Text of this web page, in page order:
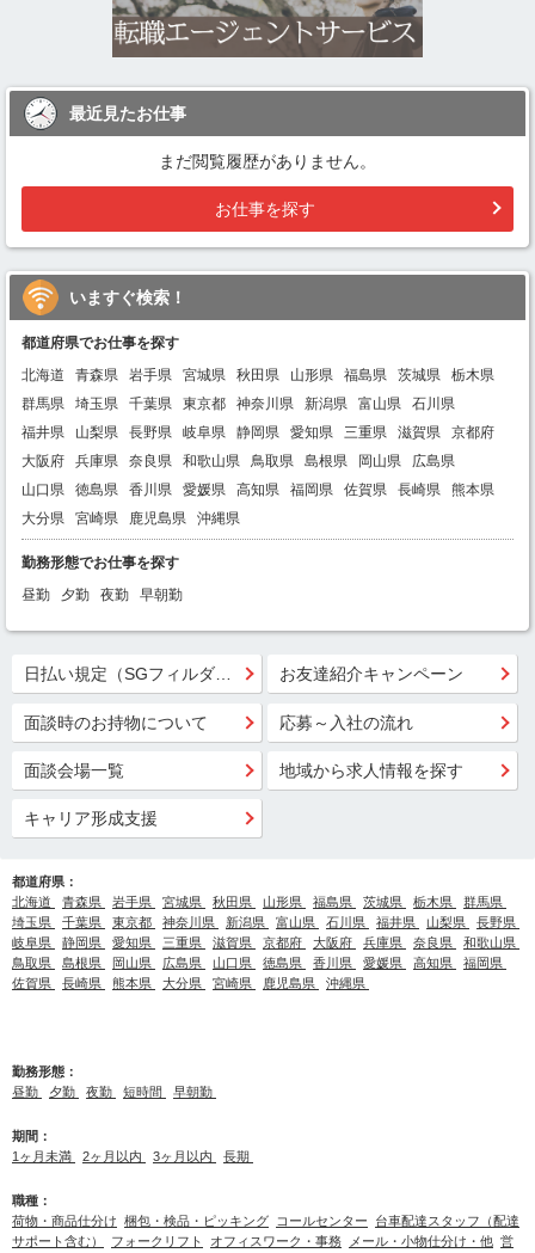
最近見たお仕事
まだ閲覧履歴がありません。
お仕事を探す
いますぐ検索！
都道府県でお仕事を探す
北海道
青森県 岩手県 宮城県 秋田県 山形県 福島県 茨城県
栃木県
群馬県
埼玉県 千葉県 東京都 神奈川県 新潟県 富山県
石川県
福井県
山梨県 長野県 岐阜県 静岡県 愛知県 三重県 滋賀県
京都府
大阪府
兵庫県 奈良県 和歌山県 鳥取県 島根県 岡山県
広島県
山口県
徳島県 香川県 愛媛県 高知県 福岡県 佐賀県 長崎県
熊本県
大分県
宮崎県 鹿児島県 沖縄県
勤務形態でお仕事を探す
昼勤
夕勤 夜勤 早朝勤
日払い規定（SGフィルダー） お友達紹介キャンペーン
面談時のお持物について 応募～入社の流れ
面談会場一覧 地域から求人情報を探す
キャリア形成支援
都道府県：
北海道
青森県 岩手県 宮城県 秋田県 山形県 福島県 茨城県 栃木県
群馬県
埼玉県
千葉県 東京都 神奈川県 新潟県 富山県 石川県 福井県 山梨県
長野県
岐阜県
静岡県 愛知県 三重県 滋賀県 京都府 大阪府 兵庫県 奈良県
和歌山県
鳥取県
島根県 岡山県 広島県 山口県 徳島県 香川県 愛媛県 高知県
福岡県
佐賀県
長崎県 熊本県 大分県 宮崎県 鹿児島県 沖縄県
勤務形態：
昼勤
夕勤 夜勤 短時間 早朝勤
期間：
1ヶ月未満
2ヶ月以内 3ヶ月以内 長期
職種：
荷物・商品仕分け 梱包・検品・ピッキング コールセンター
台車配達スタッフ（配達
サポート含む）
フォークリフト オフィスワーク・事務 メール・小物仕分け・他 営